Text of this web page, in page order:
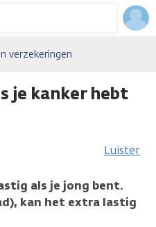
verzekeringen
je kanker hebt
Luister
als je jong bent.
kan het extra lastig